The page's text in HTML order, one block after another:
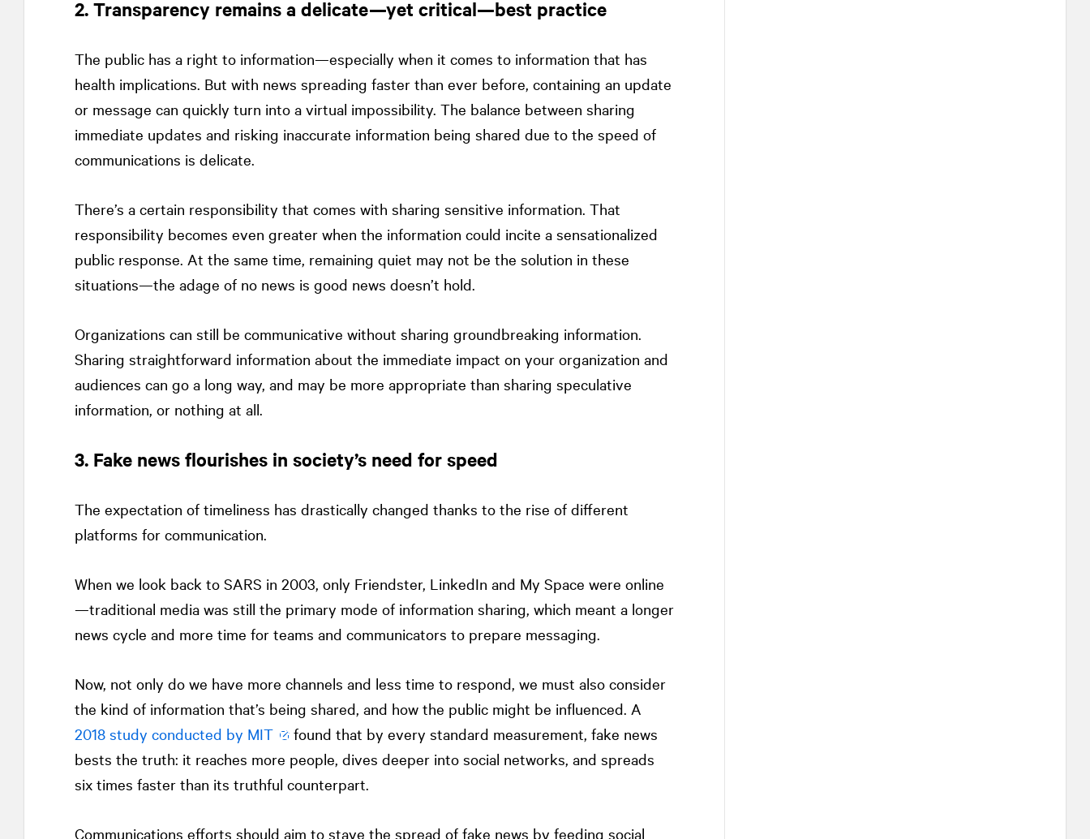
2. Transparency remains a delicate—yet critical—best practice
The public has a right to information—especially when it comes to information that has
health implications. But with news spreading faster than ever before, containing an update
or message can quickly turn into a virtual impossibility. The balance between sharing
immediate updates and risking inaccurate information being shared due to the speed of
communications is delicate.
There’s a certain responsibility that comes with sharing sensitive information. That
responsibility becomes even greater when the information could incite a sensationalized
public response. At the same time, remaining quiet may not be the solution in these
situations—the adage of no news is good news doesn’t hold.
Organizations can still be communicative without sharing groundbreaking information.
Sharing straightforward information about the immediate impact on your organization and
audiences can go a long way, and may be more appropriate than sharing speculative
information, or nothing at all.
3. Fake news flourishes in society’s need for speed
The expectation of timeliness has drastically changed thanks to the rise of different
platforms for communication.
When we look back to SARS in 2003, only Friendster, LinkedIn and My Space were online
—traditional media was still the primary mode of information sharing, which meant a longer
news cycle and more time for teams and communicators to prepare messaging.
Now, not only do we have more channels and less time to respond, we must also consider
the kind of information that’s being shared, and how the public might be influenced. A
2018 study conducted by MIT
found that by every standard measurement, fake news
bests the truth: it reaches more people, dives deeper into social networks, and spreads
six times faster than its truthful counterpart.
Communications efforts should aim to stave the spread of fake news by feeding social